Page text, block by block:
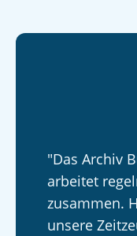
"Das Archiv
arbeitet
zusammen.
unsere